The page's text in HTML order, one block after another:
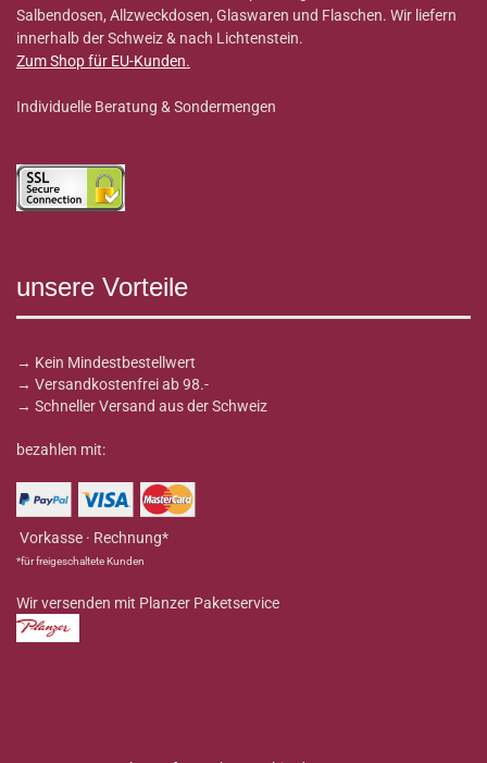
Salbendosen, Allzweckdosen, Glaswaren und Flaschen. Wir liefern
innerhalb der Schweiz & nach Lichtenstein.
Zum Shop für EU-Kunden.
Individuelle Beratung & Sondermengen
unsere Vorteile
→ Kein Mindestbestellwert
→ Versandkostenfrei ab 98.-
→ Schneller Versand aus der Schweiz
bezahlen mit:
Vorkasse · Rechnung*
*für freigeschaltete Kunden
Wir versenden mit Planzer Paketservice